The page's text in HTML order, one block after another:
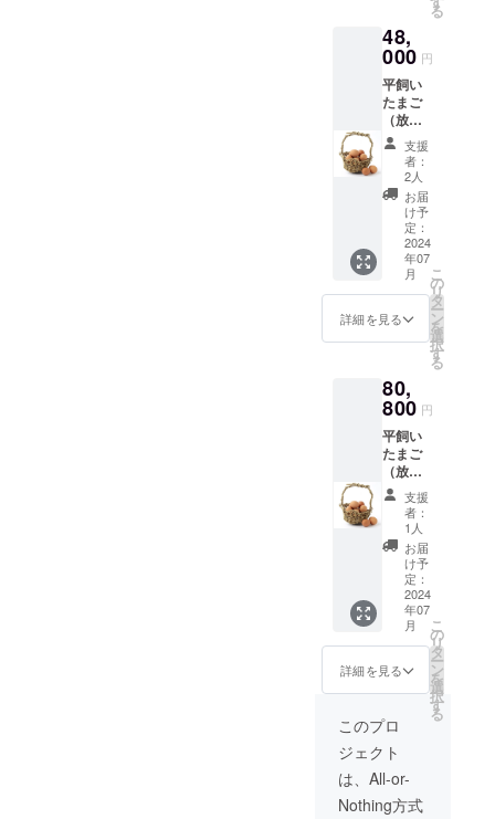
蔵保管
をお願
い致し
ます ※
発送方
法：
クール
便でお
届けい
たしま
る
48,
000 円
平飼い
たまご
（放牧
卵）30
個×12ヶ
月定期
購入 ※
上記10
個パッ
クを3
パック
×12ヶ月
※賞味期
限：採
卵日よ
り14日
法：お
届け直
後は冷
蔵保管
をお願
い致し
ます ※
発送方
法：夏
季（6月
1日～9
月30
日）期
間は
クール
便でお
届けい
支援
者：
2人
お届
け予
定：
2024
年07
月
詳細を見る
こ
の
リ
タ
ー
ン
を
選
択
す
る
80,
800 円
平飼い
たまご
（放牧
卵）60
個×12ヶ
月定期
購入 ※
上記10
個パッ
クを6
パック
×12ヶ月
※賞味期
限：採
卵日よ
り14日
※保存方
法：お
届け直
後は冷
蔵保管
をお願
支援
者：
1人
お届
け予
定：
2024
年07
月
詳細を見る
こ
の
リ
タ
ー
ン
を
選
択
す
る
このプロ
ジェクト
は、All-or-
Nothing方式